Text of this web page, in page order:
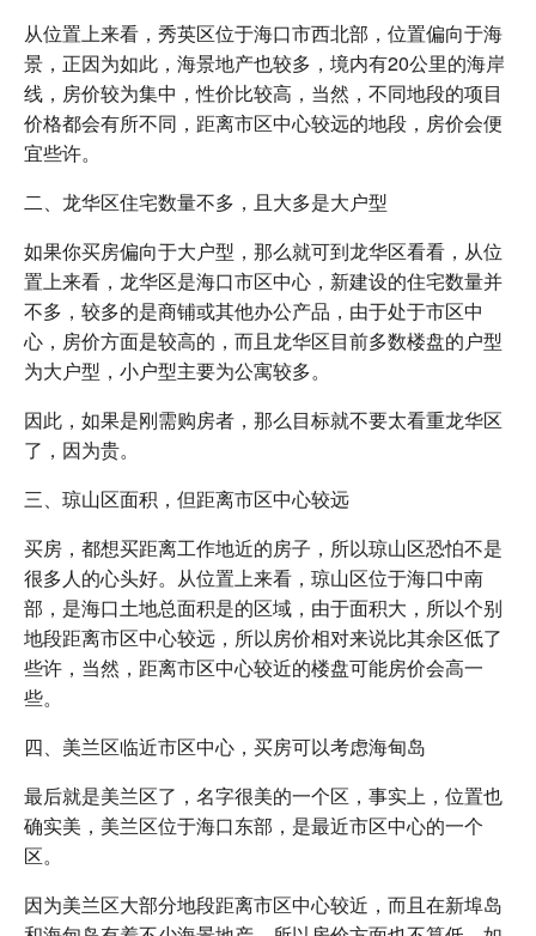
从位置上来看，秀英区位于海口市西北部，位置偏向于海
景，正因为如此，海景地产也较多，境内有20公里的海岸
线，房价较为集中，性价比较高，当然，不同地段的项目
价格都会有所不同，距离市区中心较远的地段，房价会便
宜些许。
二、龙华区住宅数量不多，且大多是大户型
如果你买房偏向于大户型，那么就可到龙华区看看，从位
置上来看，龙华区是海口市区中心，新建设的住宅数量并
不多，较多的是商铺或其他办公产品，由于处于市区中
心，房价方面是较高的，而且龙华区目前多数楼盘的户型
为大户型，小户型主要为公寓较多。
因此，如果是刚需购房者，那么目标就不要太看重龙华区
了，因为贵。
三、琼山区面积，但距离市区中心较远
买房，都想买距离工作地近的房子，所以琼山区恐怕不是
很多人的心头好。从位置上来看，琼山区位于海口中南
部，是海口土地总面积是的区域，由于面积大，所以个别
地段距离市区中心较远，所以房价相对来说比其余区低了
些许，当然，距离市区中心较近的楼盘可能房价会高一
些。
四、美兰区临近市区中心，买房可以考虑海甸岛
最后就是美兰区了，名字很美的一个区，事实上，位置也
确实美，美兰区位于海口东部，是最近市区中心的一个
区。
因为美兰区大部分地段距离市区中心较近，而且在新埠岛